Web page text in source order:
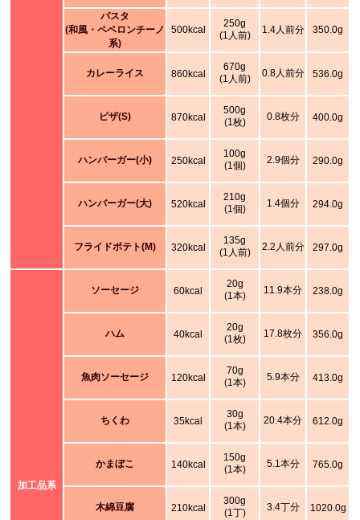
パスタ
(和風・ペペロンチーノ
系)
500kcal
250g
(1人前)
1.4人前分 350.0g
カレーライス 860kcal
670g
(1人前)
0.8人前分 536.0g
ピザ(S) 870kcal
500g
(1枚)
0.8枚分 400.0g
ハンバーガー(小) 250kcal
100g
(1個)
2.9個分 290.0g
ハンバーガー(大) 520kcal
210g
(1個)
1.4個分 294.0g
フライドポテト(M) 320kcal
135g
(1人前)
2.2人前分 297.0g
加工品系
ソーセージ 60kcal
20g
(1本)
11.9本分 238.0g
ハム 40kcal
20g
(1枚)
17.8枚分 356.0g
魚肉ソーセージ 120kcal
70g
(1本)
5.9本分 413.0g
ちくわ 35kcal
30g
(1本)
20.4本分 612.0g
かまぼこ 140kcal
150g
(1本)
5.1本分 765.0g
木綿豆腐 210kcal
300g
(1丁)
3.4丁分 1020.0g